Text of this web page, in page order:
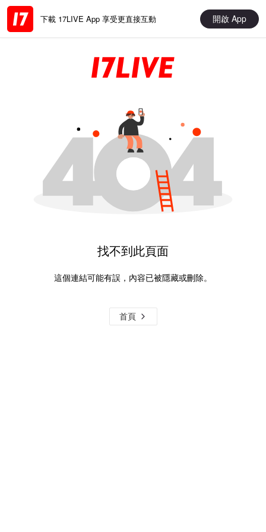
下載 17LIVE App 享受更直接互動 開啟 App
找不到此頁面
這個連結可能有誤，內容已被隱藏或刪除。
首頁